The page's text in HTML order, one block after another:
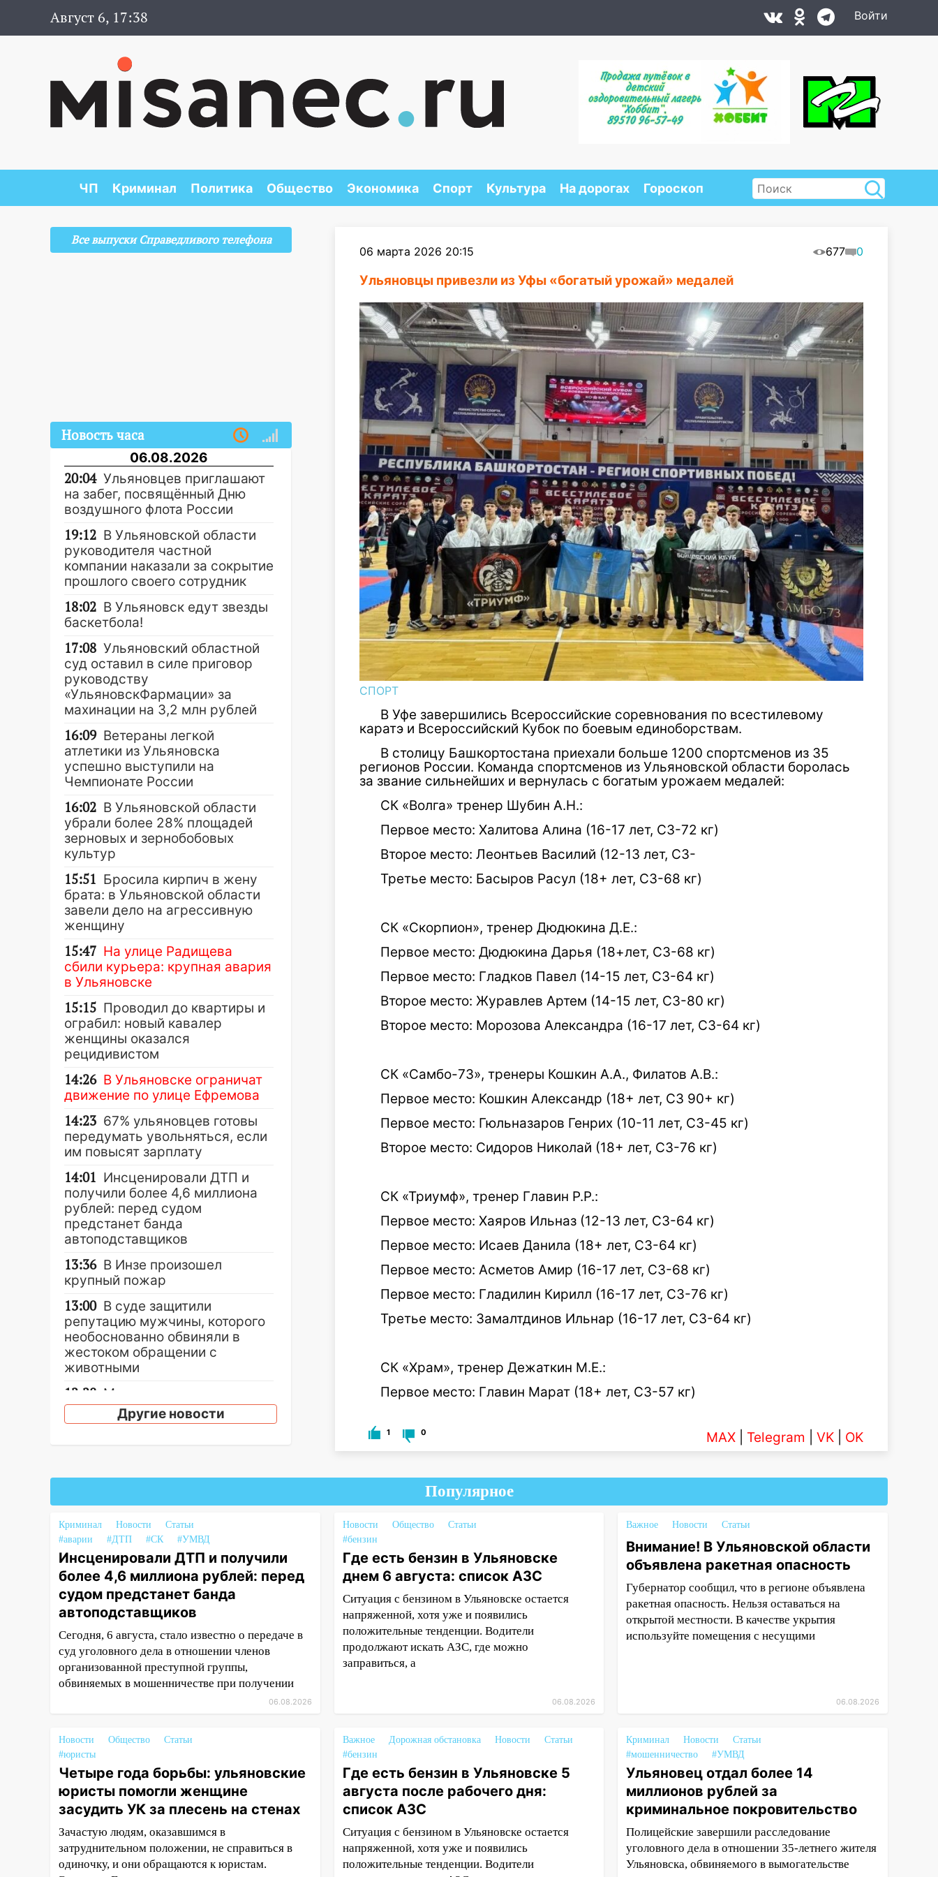
Август 6, 17:38 Войти
ЧП Криминал Политика Общество Экономика Спорт Культура На дорогах Гороскоп
06 марта 2026 20:15 677 0
Ульяновцы привезли из Уфы «богатый урожай» медалей
СПОРТ
В Уфе завершились Всероссийские соревнования по всестилевому
каратэ и Всероссийский Кубок по боевым единоборствам.
В столицу Башкортостана приехали больше 1200 спортсменов из 35
регионов России. Команда спортсменов из Ульяновской области боролась
за звание сильнейших и вернулась с богатым урожаем медалей:
СК «Волга» тренер Шубин А.Н.:
Первое место: Халитова Алина (16-17 лет, СЗ-72 кг)
Второе место: Леонтьев Василий (12-13 лет, СЗ-
Третье место: Басыров Расул (18+ лет, СЗ-68 кг)
СК «Скорпион», тренер Дюдюкина Д.Е.:
Первое место: Дюдюкина Дарья (18+лет, СЗ-68 кг)
Первое место: Гладков Павел (14-15 лет, СЗ-64 кг)
Второе место: Журавлев Артем (14-15 лет, СЗ-80 кг)
Второе место: Морозова Александра (16-17 лет, СЗ-64 кг)
СК «Самбо-73», тренеры Кошкин А.А., Филатов А.В.:
Первое место: Кошкин Александр (18+ лет, СЗ 90+ кг)
Первое место: Гюльназаров Генрих (10-11 лет, СЗ-45 кг)
Второе место: Сидоров Николай (18+ лет, СЗ-76 кг)
СК «Триумф», тренер Главин Р.Р.:
Первое место: Хаяров Ильназ (12-13 лет, СЗ-64 кг)
Первое место: Исаев Данила (18+ лет, СЗ-64 кг)
Первое место: Асметов Амир (16-17 лет, СЗ-68 кг)
Первое место: Гладилин Кирилл (16-17 лет, СЗ-76 кг)
Третье место: Замалтдинов Ильнар (16-17 лет, СЗ-64 кг)
СК «Храм», тренер Дежаткин М.Е.:
Первое место: Главин Марат (18+ лет, СЗ-57 кг)
1 0 MAX Telegram VK OK
Все выпуски Справедливого телефона
Новость часа
06.08.2026
20:04 Ульяновцев приглашают
на забег, посвящённый Дню
воздушного флота России
19:12 В Ульяновской области
руководителя частной
компании наказали за сокрытие
прошлого своего сотрудник
18:02 В Ульяновск едут звезды
баскетбола!
17:08 Ульяновский областной
суд оставил в силе приговор
руководству
«УльяновскФармации» за
махинации на 3,2 млн рублей
16:09 Ветераны легкой
атлетики из Ульяновска
успешно выступили на
Чемпионате России
16:02 В Ульяновской области
убрали более 28% площадей
зерновых и зернобобовых
культур
15:51 Бросила кирпич в жену
брата: в Ульяновской области
завели дело на агрессивную
женщину
15:47 На улице Радищева
сбили курьера: крупная авария
в Ульяновске
15:15 Проводил до квартиры и
ограбил: новый кавалер
женщины оказался
рецидивистом
14:26 В Ульяновске ограничат
движение по улице Ефремова
14:23 67% ульяновцев готовы
передумать увольняться, если
им повысят зарплату
14:01 Инсценировали ДТП и
получили более 4,6 миллиона
рублей: перед судом
предстанет банда
автоподставщиков
13:36 В Инзе произошел
крупный пожар
13:00 В суде защитили
репутацию мужчины, которого
необоснованно обвиняли в
жестоком обращении с
животными
12:28 Миллион на «льготниках»:
в Ульяновской области
перевозчик провернул хитрую
накопил 120 тысяч долга
11:49 Снят режим «Ракетная
опасность» на территории
Ульяновской области
11:30 Кабмин РФ разрешил до 1
июля 2027 года импорт, выпуск
и обращение бензина Евро 2,
Евро 3, Евро 4
11:12 Соцсети: на Рябикова
автомобиль врезался в забор
10:27 Где есть бензин в
Ульяновске днем 6 августа:
10:16
Внимание! В Ульяновской
области объявлена ракетная
опасность
10:00 В Старомайнском районе
утонул 51-летний мужчина
09:50 В Ульяновске черный
коршун застрял в тепловозе
09:44 Ульяновские спасатели
Другие новости
Популярное
Криминал Новости
Статьи
#аварии
#ДТП #СК #УМВД
Инсценировали ДТП и получили
более 4,6 миллиона рублей: перед
судом предстанет банда
автоподставщиков
Сегодня, 6 августа, стало известно о передаче в
суд уголовного дела в отношении членов
организованной преступной группы,
обвиняемых в мошенничестве при получении
06.08.2026
Новости Общество
Статьи
#бензин
Где есть бензин в Ульяновске
днем 6 августа: список АЗС
Ситуация с бензином в Ульяновске остается
напряженной, хотя уже и появились
положительные тенденции. Водители
продолжают искать АЗС, где можно
заправиться, а
06.08.2026
Важное Новости Статьи
Внимание! В Ульяновской области
объявлена ракетная опасность
Губернатор сообщил, что в регионе объявлена
ракетная опасность. Нельзя оставаться на
открытой местности. В качестве укрытия
используйте помещения с несущими
06.08.2026
Новости Общество
Статьи
#юристы
Четыре года борьбы: ульяновские
юристы помогли женщине
засудить УК за плесень на стенах
Зачастую людям, оказавшимся в
затруднительном положении, не справиться в
одиночку, и они обращаются к юристам.
Важное Дорожная обстановка Новости
Статьи
#бензин
Где есть бензин в Ульяновске 5
августа после рабочего дня:
список АЗС
Ситуация с бензином в Ульяновске остается
напряженной, хотя уже и появились
положительные тенденции. Водители
Криминал Новости
Статьи
#мошенничество
#УМВД
Ульяновец отдал более 14
миллионов рублей за
криминальное покровительство
Полицейские завершили расследование
уголовного дела в отношении 35-летнего жителя
Ульяновска, обвиняемого в вымогательстве